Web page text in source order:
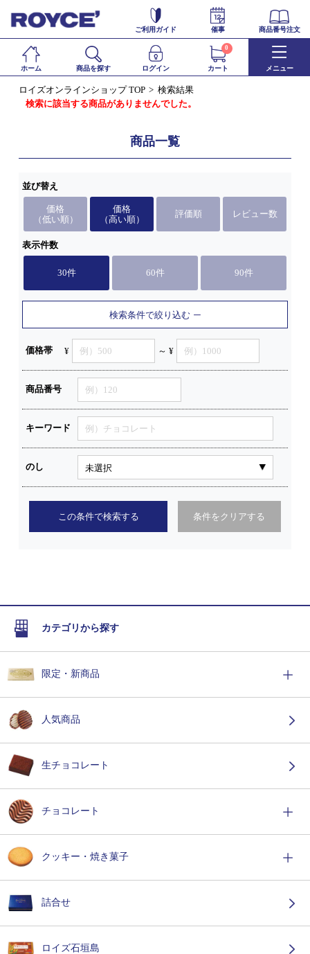
ご利用ガイド 催事 商品番号注文
ホーム 商品を探す ログイン カート
0
メニュー
ロイズオンラインショップ TOP
検索結果
検索に該当する商品がありませんでした。
商品一覧
並び替え
価格
（低い順）
価格
（高い順）
評価順 レビュー数
表示件数
30件 60件 90件
検索条件で絞り込む
価格帯 ¥ ～ ¥
商品番号
キーワード
のし
この条件で検索する 条件をクリアする
カテゴリから探す
限定・新商品
人気商品
生チョコレート
チョコレート
クッキー・焼き菓子
詰合せ
ロイズ石垣島